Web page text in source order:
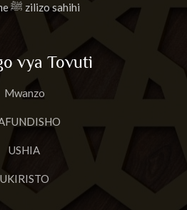
Mtume ﷺ zilizo sahihi
vya Tovuti
Mwanzo
USHIA
UKIRISTO